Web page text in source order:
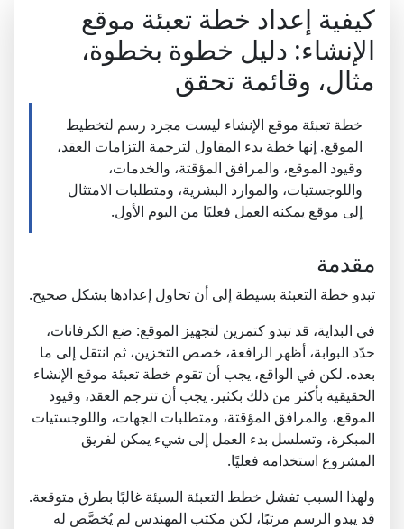
كيفية إعداد خطة تعبئة موقع
الإنشاء: دليل خطوة بخطوة،
مثال، وقائمة تحقق
خطة تعبئة موقع الإنشاء ليست مجرد رسم لتخطيط
الموقع. إنها خطة بدء المقاول لترجمة التزامات العقد،
وقيود الموقع، والمرافق المؤقتة، والخدمات،
واللوجستيات، والموارد البشرية، ومتطلبات الامتثال
إلى موقع يمكنه العمل فعليًا من اليوم الأول.
مقدمة
تبدو خطة التعبئة بسيطة إلى أن تحاول إعدادها بشكل صحيح.
في البداية، قد تبدو كتمرين لتجهيز الموقع: ضع الكرفانات،
حدّد البوابة، أظهر الرافعة، خصص التخزين، ثم انتقل إلى ما
بعده. لكن في الواقع، يجب أن تقوم خطة تعبئة موقع الإنشاء
الحقيقية بأكثر من ذلك بكثير. يجب أن تترجم العقد، وقيود
الموقع، والمرافق المؤقتة، ومتطلبات الجهات، واللوجستيات
المبكرة، وتسلسل بدء العمل إلى شيء يمكن لفريق
المشروع استخدامه فعليًا.
ولهذا السبب تفشل خطط التعبئة السيئة غالبًا بطرق متوقعة.
قد يبدو الرسم مرتبًا، لكن مكتب المهندس لم يُخصَّص له